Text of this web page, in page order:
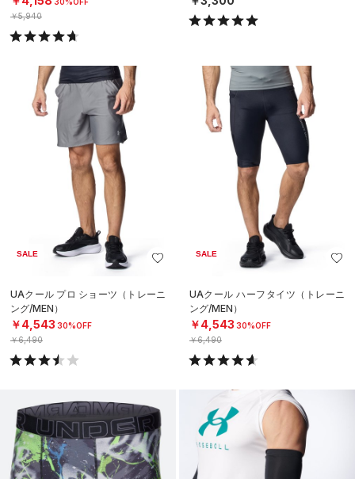
￥5,940
SALE
UAクール プロ ショーツ（トレーニ
ング/MEN）
￥4,543 30%OFF
￥6,490
SALE
UAクール ハーフタイツ（トレーニ
ング/MEN）
￥4,543 30%OFF
￥6,490